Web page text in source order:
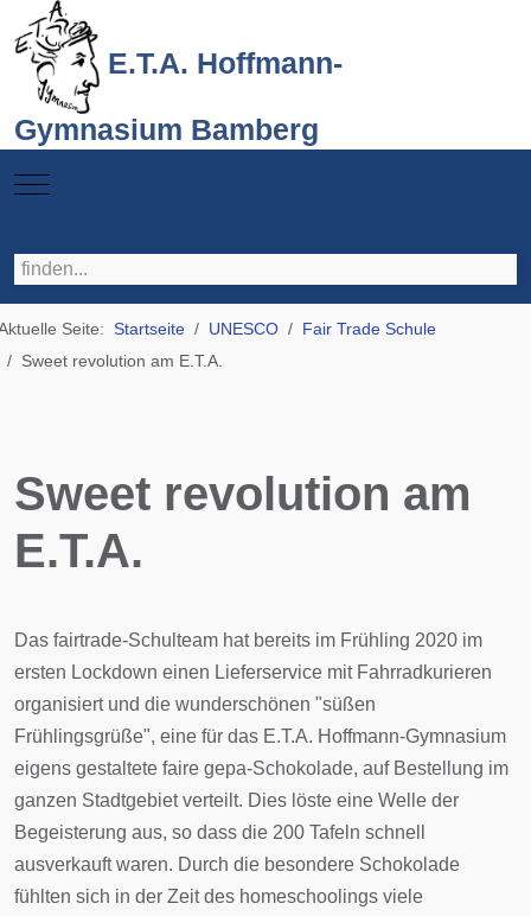
E.T.A. Hoffmann-
Gymnasium Bamberg
Mobile Menu Toggle
Seite: Startseite UNESCO
Fair Trade Schule
Sweet revolution am E.T.A.
Sweet revolution am
E.T.A.
Das fairtrade-Schulteam hat bereits im Frühling 2020 im
ersten Lockdown einen Lieferservice mit Fahrradkurieren
organisiert und die wunderschönen "süßen
Frühlingsgrüße", eine für das E.T.A. Hoffmann-Gymnasium
eigens gestaltete faire gepa-Schokolade, auf Bestellung im
ganzen Stadtgebiet verteilt. Dies löste eine Welle der
Begeisterung aus, so dass die 200 Tafeln schnell
ausverkauft waren. Durch die besondere Schokolade
fühlten sich in der Zeit des homeschoolings viele